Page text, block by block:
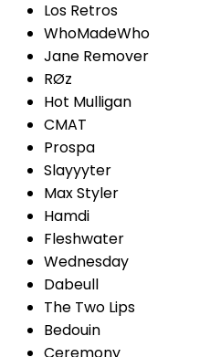
Los Retros
WhoMadeWho
Jane Remover
RØz
Hot Mulligan
CMAT
Prospa
Slayyyter
Max Styler
Hamdi
Fleshwater
Wednesday
Dabeull
The Two Lips
Bedouin